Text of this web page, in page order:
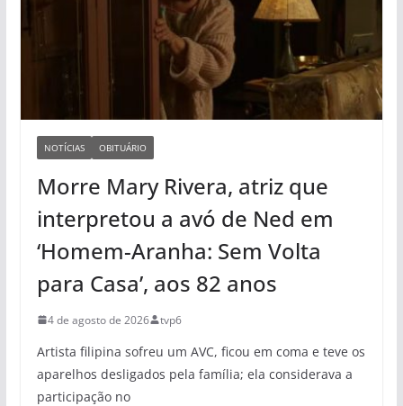
NOTÍCIAS OBITUÁRIO
Morre Mary Rivera, atriz que
interpretou a avó de Ned em
‘Homem-Aranha: Sem Volta
para Casa’, aos 82 anos
4 de agosto de 2026 tvp6
Artista filipina sofreu um AVC, ficou em coma e teve os
aparelhos desligados pela família; ela considerava a
participação no